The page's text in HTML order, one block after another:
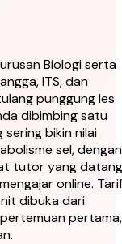
Biologi serta
ITS, dan
punggung les
dibimbing satu
bikin nilai
sel, dengan
tutor yang datang
online. Tarif
dibuka dari
pertama,